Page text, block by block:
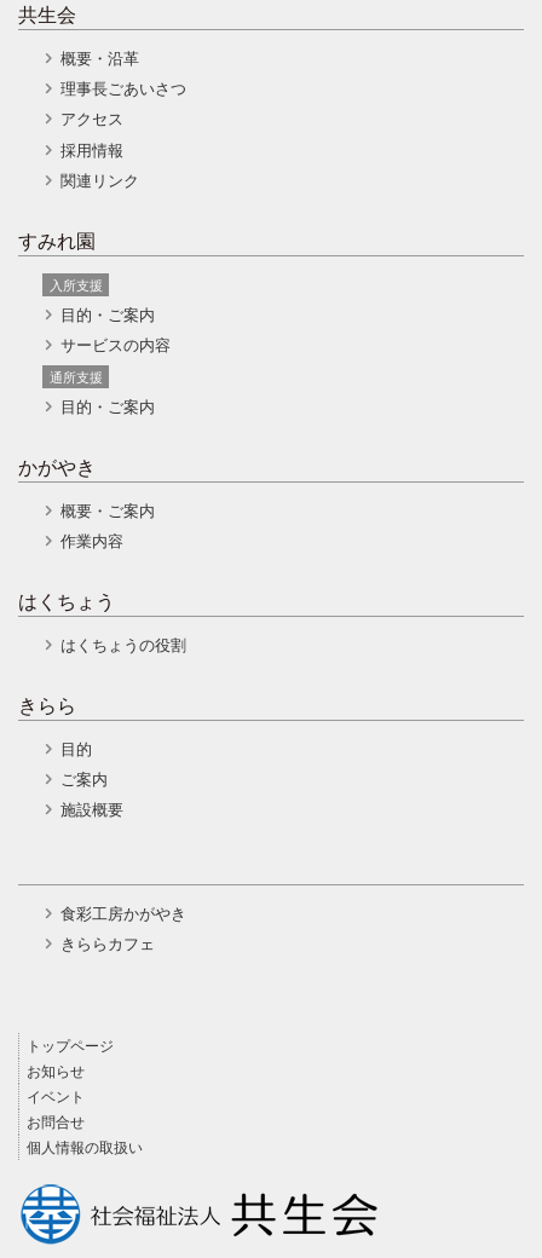
共生会
概要・沿革
理事長ごあいさつ
アクセス
採用情報
関連リンク
すみれ園
入所支援
目的・ご案内
サービスの内容
通所支援
目的・ご案内
かがやき
概要・ご案内
作業内容
はくちょう
はくちょうの役割
きらら
目的
ご案内
施設概要
食彩工房かがやき
きららカフェ
トップページ
お知らせ
イベント
お問合せ
個人情報の取扱い